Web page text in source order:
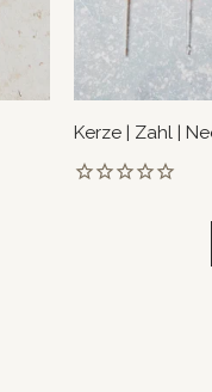
Kerze | Zahl |